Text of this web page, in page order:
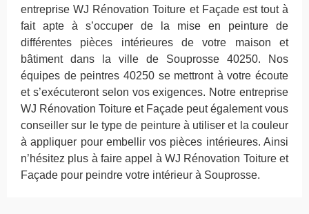
entreprise WJ Rénovation Toiture et Façade est tout à
fait apte à s’occuper de la mise en peinture de
différentes pièces intérieures de votre maison et
bâtiment dans la ville de Souprosse 40250. Nos
équipes de peintres 40250 se mettront à votre écoute
et s’exécuteront selon vos exigences. Notre entreprise
WJ Rénovation Toiture et Façade peut également vous
conseiller sur le type de peinture à utiliser et la couleur
à appliquer pour embellir vos pièces intérieures. Ainsi
n’hésitez plus à faire appel à WJ Rénovation Toiture et
Façade pour peindre votre intérieur à Souprosse.